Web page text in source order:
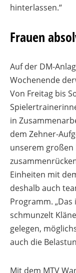
hinterlassen.“
Frauen
Auf der DM-
Wochenende
Von Freitag bis
in
dem Zehner-
unserem großen
Einheiten mit
deshalb auch
Programm.
schmunzelt
gelegen,
auch die
Mit dem MTV